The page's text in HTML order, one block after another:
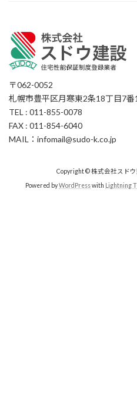
〒062-0052
札幌市豊平区月寒東2条18丁目7番
TEL : 011-855-0078
FAX : 011-854-6040
MAIL：infomail@sudo-k.co.jp
Copyright © 株式会社スドウ
Powered byWordPresswith Lightning